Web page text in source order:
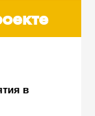
в